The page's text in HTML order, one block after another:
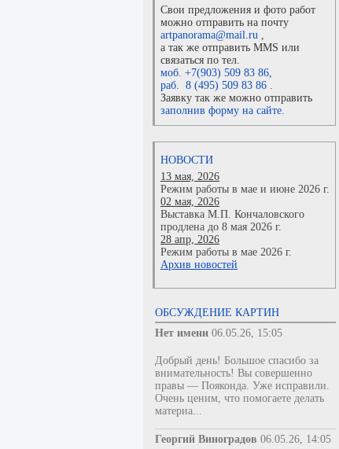
Свои предложения и фото работ
можно отправить на почту
artpanorama@mail.ru ,
а так же отправить MMS или
связаться по тел.
моб. +7(903) 509 83 86,
раб. 8 (495) 509 83 86 .
Заявку так же можно отправить
заполнив форму на сайте.
НОВОСТИ
13 мая, 2026
Режим работы в мае и июне 2026 г.
02 мая, 2026
Выставка М.П. Кончаловского
продлена до 8 мая 2026 г.
28 апр, 2026
Режим работы в мае 2026 г.
Архив новостей
ОБСУЖДЕНИЕ КАРТИН
Нет имени 06.05.26, 15:05
Добрый день! Большое спасибо за
внимательность! Вы совершенно
правы — Пояконда. Уже исправили.
Очень ценим, что помогаете делать
материа...
Георгий Виноградов 06.05.26, 14:05